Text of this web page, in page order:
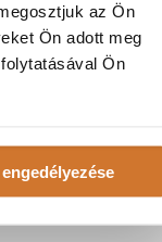
az Ön
Ön adott meg
Ön